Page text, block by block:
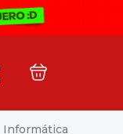
Informática